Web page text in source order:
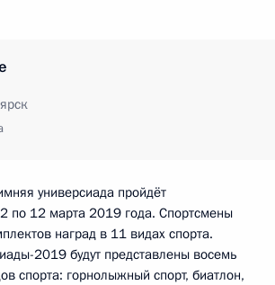
универсиада пройдёт
по 12 марта 2019 года. Спортсмены
наград в 11 видах спорта.
2019 будут представлены восемь
спорта: горнолыжный спорт, биатлон,